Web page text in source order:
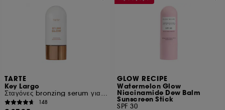
TARTE
Key Largo
Σταγόνες bronzing serum για πρόσωπο και σώμα
148
GLOW RECIPE
Watermelon Glow
Niacinamide Dew Balm
Sunscreen Stick
SPF 30